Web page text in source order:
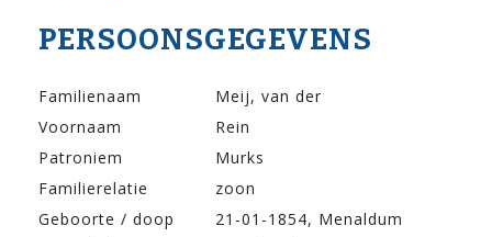
PERSOONSGEGEVENS
Familienaam
Meij, van der
Voornaam
Rein
Patroniem
Murks
Familierelatie
zoon
Geboorte / doop
21-01-1854, Menaldum